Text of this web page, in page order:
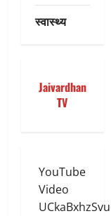
स्वास्थ्य
Jaivardhan
TV
YouTube
Video